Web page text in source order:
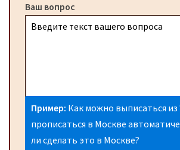
Ваш вопрос
Пример: Как можно выписаться из
прописаться в Москве
ли сделать это в Москве?